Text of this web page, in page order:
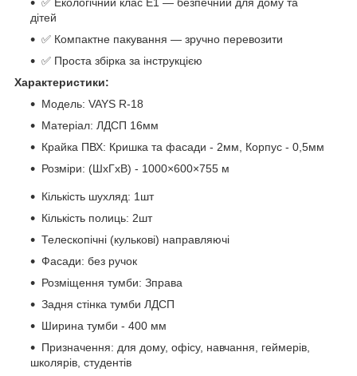
дітей
✅ Компактне пакування — зручно перевозити
✅ Проста збірка за інструкцією
Характеристики:
Модель: VAYS R-18
Матеріал: ЛДСП 16мм
Крайка ПВХ: Кришка та фасади - 2мм, Корпус - 0,5мм
Розміри: (ШхГхВ) - 1000×600×755 м
Кількість шухляд: 1шт
Кількість полиць: 2шт
Телескопічні (кулькові) направляючі
Фасади: без ручок
Розміщення тумби: Зправа
Задня стінка тумби ЛДСП
Ширина тумби - 400 мм
Призначення: для дому, офісу, навчання, геймерів,
школярів, студентів